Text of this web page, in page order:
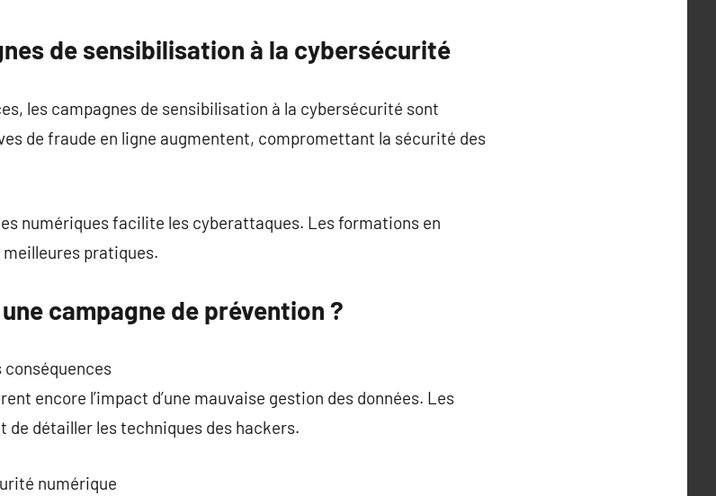
de sensibilisation à la cybersécurité
les campagnes de sensibilisation à la cybersécurité sont
de fraude en ligne augmentent, compromettant la sécurité des
numériques facilite les cyberattaques. Les formations en
pratiques.
campagne de prévention ?
encore l’impact d’une mauvaise gestion des données. Les
détailler les techniques des hackers.
numérique